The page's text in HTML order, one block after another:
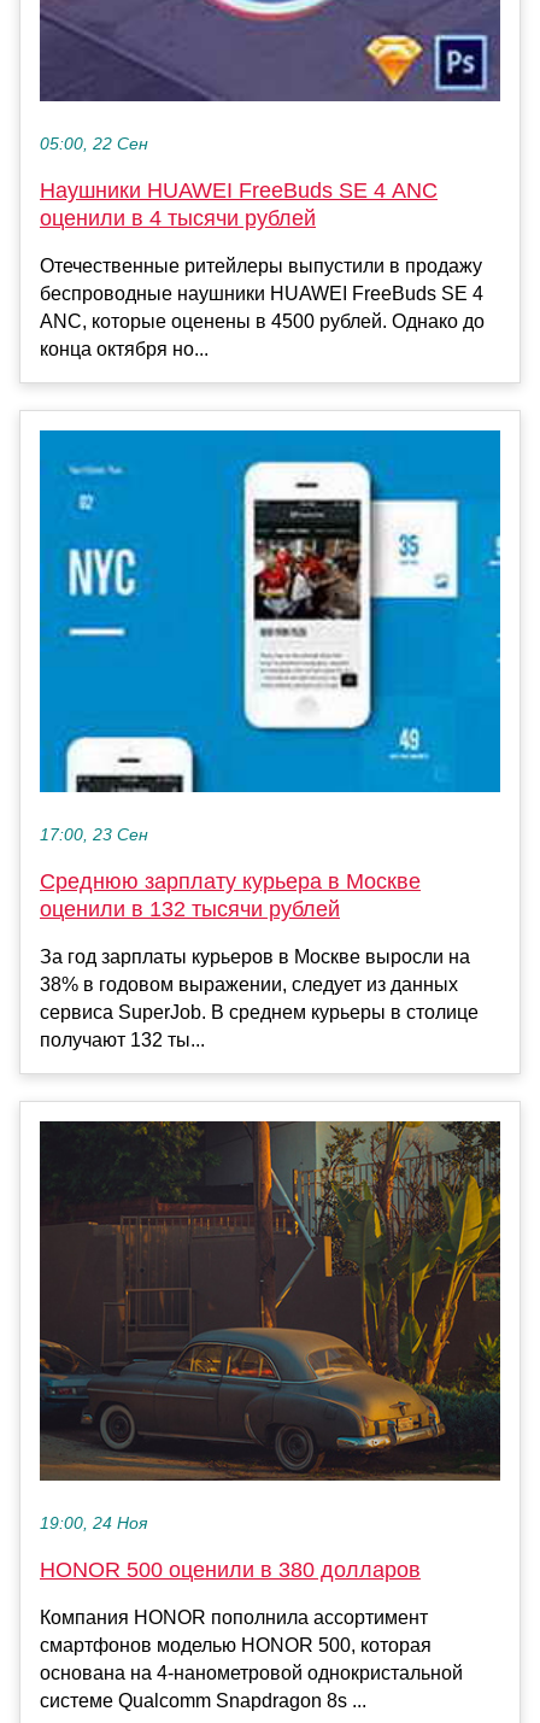
05:00, 22 Сен
Наушники HUAWEI FreeBuds SE 4 ANC
оценили в 4 тысячи рублей
Отечественные ритейлеры выпустили в продажу
беспроводные наушники HUAWEI FreeBuds SE 4
ANC, которые оценены в 4500 рублей. Однако до
конца октября но...
17:00, 23 Сен
Среднюю зарплату курьера в Москве
оценили в 132 тысячи рублей
За год зарплаты курьеров в Москве выросли на
38% в годовом выражении, следует из данных
сервиса SuperJob. В среднем курьеры в столице
получают 132 ты...
19:00, 24 Ноя
HONOR 500 оценили в 380 долларов
Компания HONOR пополнила ассортимент
смартфонов моделью HONOR 500, которая
основана на 4-нанометровой однокристальной
системе Qualcomm Snapdragon 8s ...